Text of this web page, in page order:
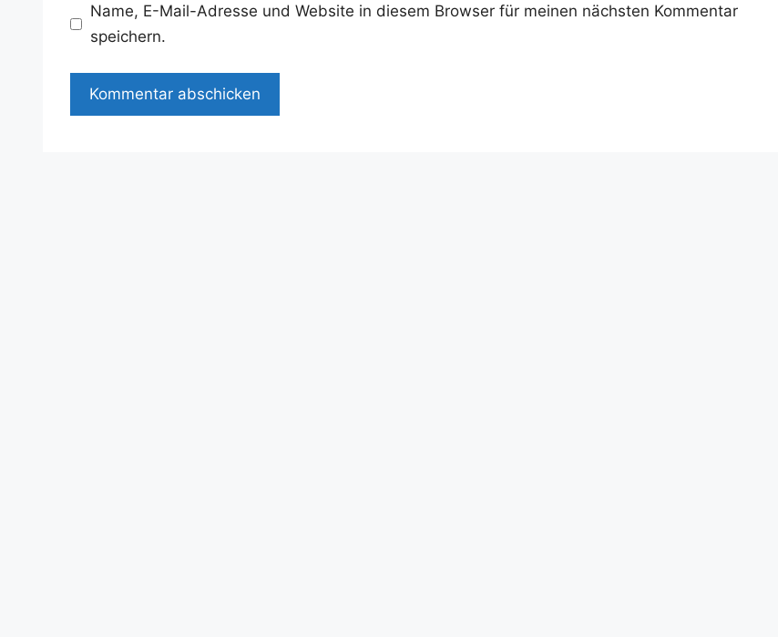
Name, E-Mail-Adresse und Website in diesem Browser für meinen nächsten Kommentar
speichern.